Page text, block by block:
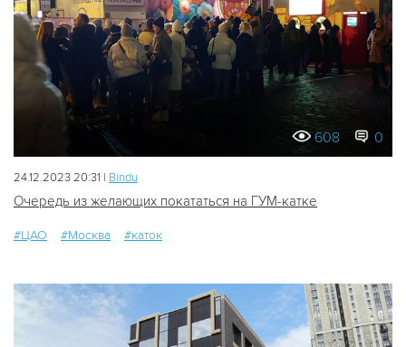
608 0
24.12.2023 20:31 | Bindu
Очередь из желающих покататься на ГУМ-катке
#ЦАО #Москва #каток